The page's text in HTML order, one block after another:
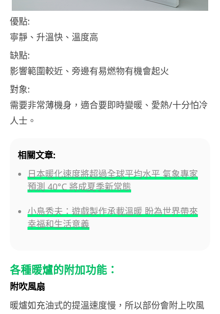
優點:
寧靜、升溫快、溫度高
缺點:
影響範圍較近、旁邊有易燃物有機會起火
對象:
需要非常薄機身，適合要即時變暖、愛熱/十分怕冷
人士。
相關文章:
日本暖化速度將超過全球平均水平 氣象專家
預測 40°C 將成夏季新常態
小島秀夫：遊戲製作承載溫暖 盼為世界帶來
幸福和生活意義
各種暖爐的附加功能：
附吹風扇
暖爐如充油式的提溫速度慢，所以部份會附上吹風